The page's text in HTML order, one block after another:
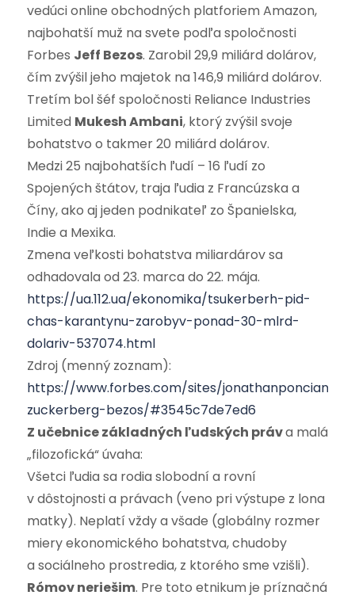
vedúci online obchodných platforiem Amazon,
najbohatší muž na svete podľa spoločnosti
Forbes Jeff Bezos. Zarobil 29,9 miliárd dolárov,
čím zvýšil jeho majetok na 146,9 miliárd dolárov.
Tretím bol šéf spoločnosti Reliance Industries
Limited Mukesh Ambani, ktorý zvýšil svoje
bohatstvo o takmer 20 miliárd dolárov.
Medzi 25 najbohatších ľudí – 16 ľudí zo
Spojených štátov, traja ľudia z Francúzska a
Číny, ako aj jeden podnikateľ zo Španielska,
Indie a Mexika.
Zmena veľkosti bohatstva miliardárov sa
odhadovala od 23. marca do 22. mája.
https://ua.112.ua/ekonomika/tsukerberh-pid-
chas-karantynu-zarobyv-ponad-30-mlrd-
dolariv-537074.html
Zdroj (menný zoznam):
https://www.forbes.com/sites/jonathanponciano/
zuckerberg-bezos/#3545c7de7ed6
Z učebnice základných ľudských práva malá
„filozofická“ úvaha:
Všetci ľudia sa rodia slobodní a rovní
v dôstojnosti a právach (veno pri výstupe z lona
matky). Neplatí vždy a všade (globálny rozmer
miery ekonomického bohatstva, chudoby
a sociálneho prostredia, z ktorého sme vzišli).
Rómov neriešim. Pre toto etnikum je príznačná